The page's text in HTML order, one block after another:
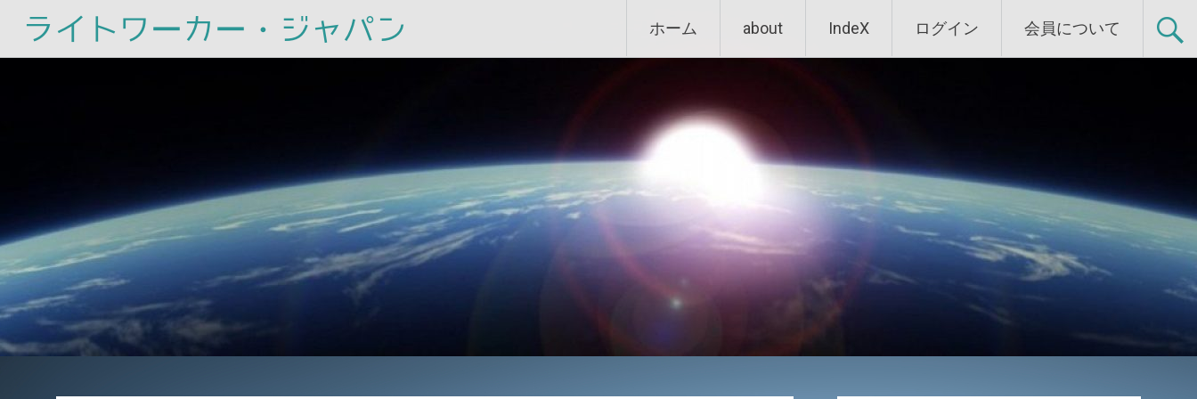
ライトワーカー・ジャパン
to
ホーム about IndeX ログイン 会員について